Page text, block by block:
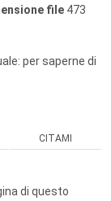
file 473
per saperne di
CITAMI
di questo